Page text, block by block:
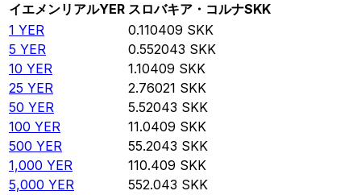
イエメンリアルYER スロバキア・コルナSKK
1 YER 0.110409 SKK
5 YER 0.552043 SKK
10 YER 1.10409 SKK
25 YER 2.76021 SKK
50 YER 5.52043 SKK
100 YER 11.0409 SKK
500 YER 55.2043 SKK
1,000 YER 110.409 SKK
5,000 YER 552.043 SKK